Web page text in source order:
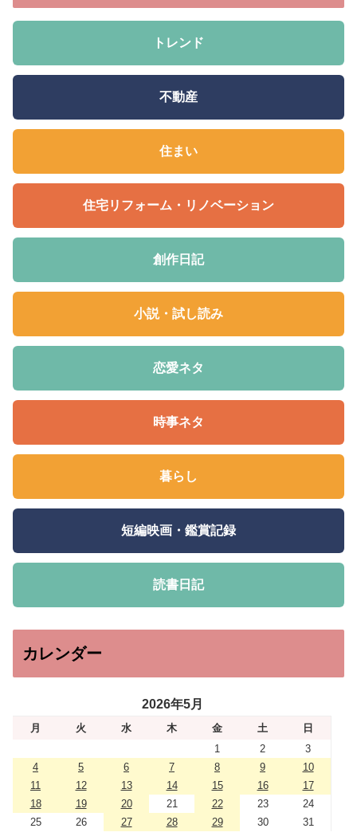
トレンド
不動産
住まい
住宅リフォーム・リノベーション
創作日記
小説・試し読み
恋愛ネタ
時事ネタ
暮らし
短編映画・鑑賞記録
読書日記
カレンダー
2026年5月
月 火 水 木 金 土
日
1
2
3
4
5 6 7 8 9
10
11
12 13 14 15 16
17
18
19 20 21 22 23
24
25
26 27 28 29 30 31